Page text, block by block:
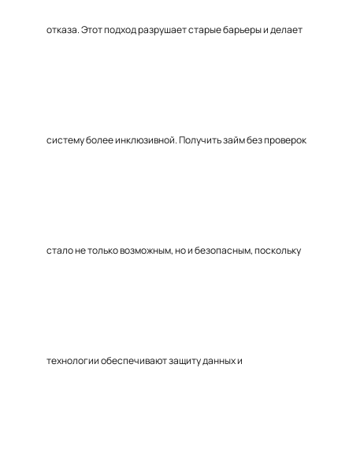
отказа. Этот подход разрушает старые барьеры и делает
систему более инклюзивной. Получить займ без проверок
стало не только возможным, но и безопасным, поскольку
технологии обеспечивают защиту данных и